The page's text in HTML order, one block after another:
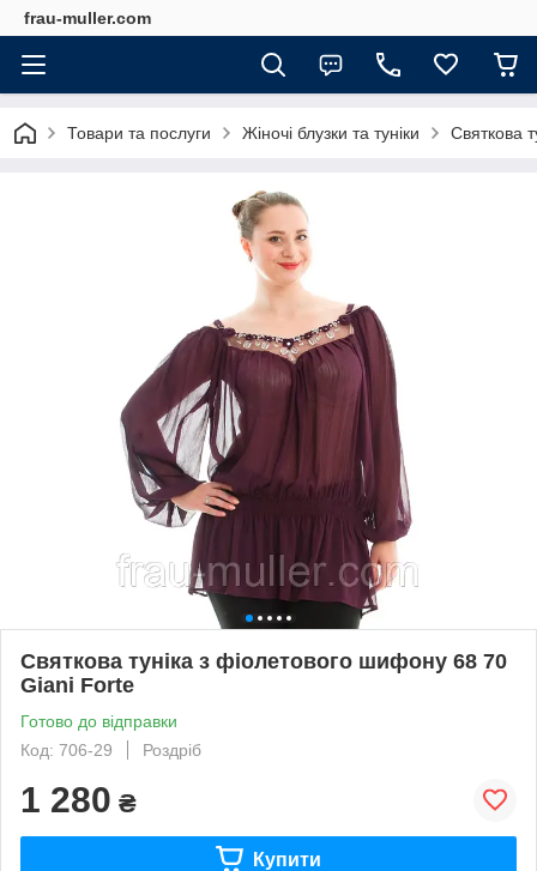
frau-muller.com
Товари та послуги Жіночі блузки та туніки Святкова
Святкова туніка з фіолетового шифону 68 70
Giani Forte
Готово до відправки
Код: 706-29
Роздріб
1 280 ₴
Купити